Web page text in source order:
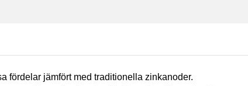
fördelar jämfört med traditionella zinkanoder.